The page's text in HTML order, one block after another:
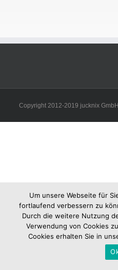
Copyright 2012-2019 jucknix GmbH
Um unsere Webseite für
fortlaufend verbessern zu
Durch die weitere Nutzung
Verwendung von Cookies
Cookies erhalten Sie in